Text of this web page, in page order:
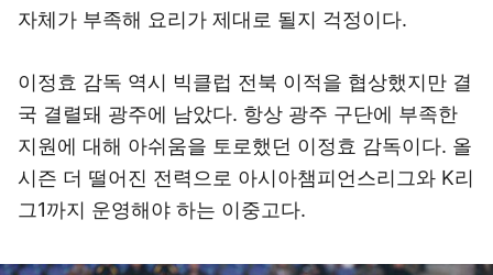
자체가 부족해 요리가 제대로 될지 걱정이다.
이정효 감독 역시 빅클럽 전북 이적을 협상했지만 결
국 결렬돼 광주에 남았다. 항상 광주 구단에 부족한
지원에 대해 아쉬움을 토로했던 이정효 감독이다. 올
시즌 더 떨어진 전력으로 아시아챔피언스리그와 K리
그1까지 운영해야 하는 이중고다.